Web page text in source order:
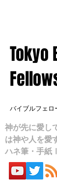
​Tokyo
バイブルフェロ
神が先に愛し
は神や人を愛
ハネ筆・手紙Ⅰ